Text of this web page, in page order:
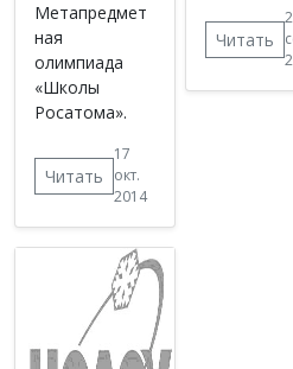
Метапредмет
ная
олимпиада
«Школы
Росатома».
Читать
17
окт.
2014
Читать